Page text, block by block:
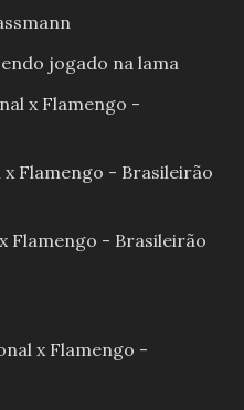
jogado na lama
x Flamengo -
Flamengo - Brasileirão
Flamengo - Brasileirão
x Flamengo -